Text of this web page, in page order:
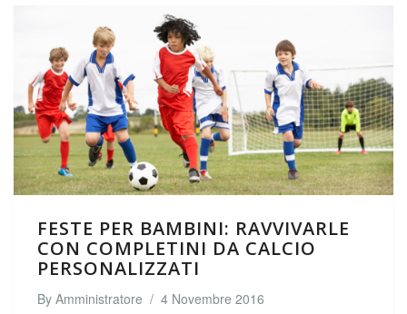
FESTE PER BAMBINI: RAVVIVARLE
CON COMPLETINI DA CALCIO
PERSONALIZZATI
By Amministratore / 4 Novembre 2016